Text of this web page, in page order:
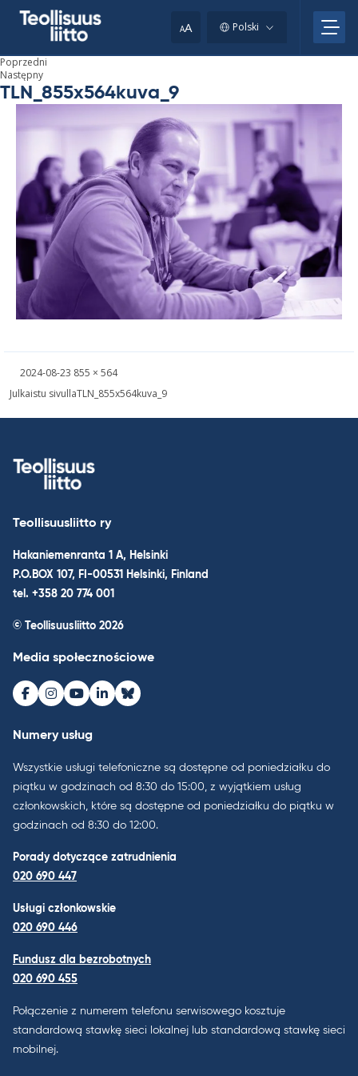
AA Polski
Poprzedni
Następny
TLN_855x564kuva_9
Kirjoitettu
2024-08-23 Täysikokoinen
855 × 564
Nawigacja
Julkaistu sivullaTLN_855x564kuva_9
Teollisuusliitto ry
Hakaniemenranta 1 A, Helsinki
P.O.BOX 107, FI-00531 Helsinki, Finland
tel. +358 20 774 001
© Teollisuusliitto 2026
Media społecznościowe
Facebook
Instagram
Youtube
LinkedInBluesky
Numery usług
Wszystkie usługi telefoniczne są dostępne od poniedziałku do
piątku w godzinach od 8:30 do 15:00, z wyjątkiem usług
członkowskich, które są dostępne od poniedziałku do piątku w
godzinach od 8:30 do 12:00.
Porady dotyczące zatrudnienia
020 690 447
Usługi członkowskie
020 690 446
Fundusz dla bezrobotnych
020 690 455
Połączenie z numerem telefonu serwisowego kosztuje
standardową stawkę sieci lokalnej lub standardową stawkę sieci
mobilnej.